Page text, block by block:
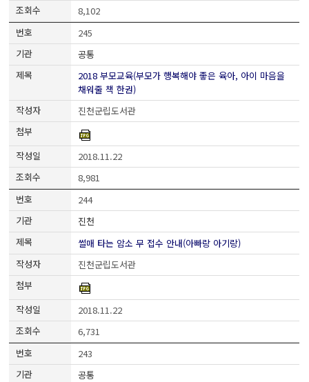
8,102
245
공통
2018 부모교육(부모가 행복해야 좋은 육아, 아이 마음을
채워줄 책 한권)
진천군립도서관
2018.11.22
8,981
244
진천
썰매 타는 암소 무 접수 안내(아빠랑 아기랑)
진천군립도서관
2018.11.22
6,731
243
공통